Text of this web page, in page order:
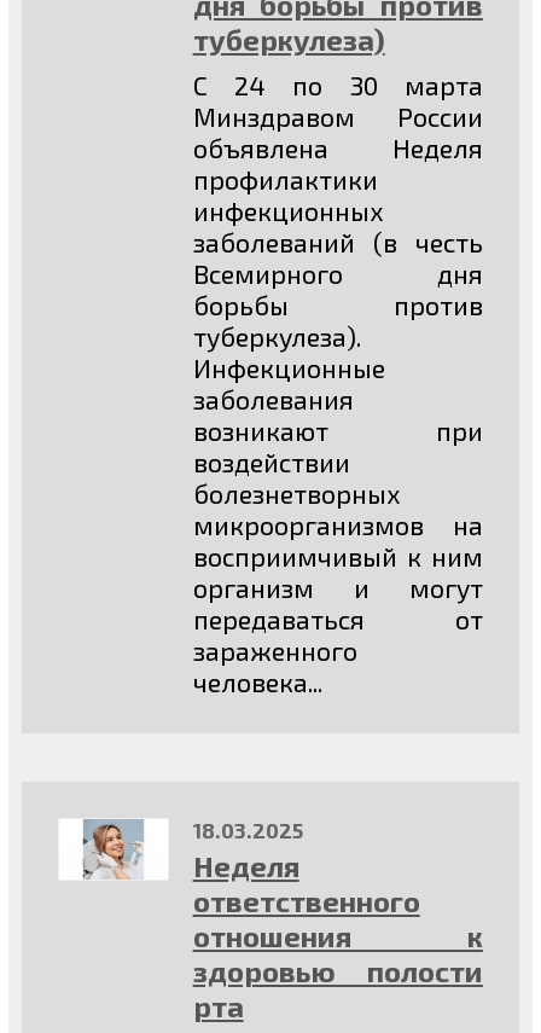
туберкулеза)
С 24 по 30 марта
Минздравом России
объявлена Неделя
профилактики
инфекционных
заболеваний (в честь
Всемирного дня
борьбы против
туберкулеза).
Инфекционные
заболевания
возникают при
воздействии
болезнетворных
микроорганизмов на
восприимчивый к ним
организм и могут
передаваться от
зараженного
человека...
18.03.2025
Неделя
ответственного
отношения к
здоровью полости
рта